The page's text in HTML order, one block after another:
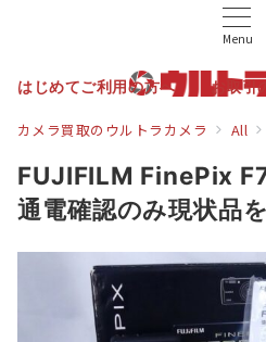
Menu
はじめてご利用の方へ お取引
カメラ買取のウルトラカメラ All
FUJIFILM FinePix
通電確認のみ現状品